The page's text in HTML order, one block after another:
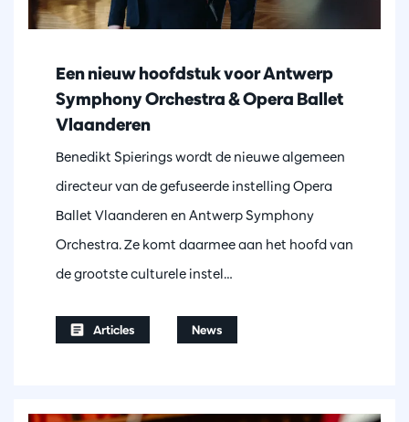
Een nieuw hoofdstuk voor Antwerp
Symphony Orchestra & Opera Ballet
Vlaanderen
Benedikt Spierings wordt de nieuwe algemeen
directeur van de gefuseerde instelling Opera
Ballet Vlaanderen en Antwerp Symphony
Orchestra. Ze komt daarmee aan het hoofd van
de grootste culturele instel…
Articles News